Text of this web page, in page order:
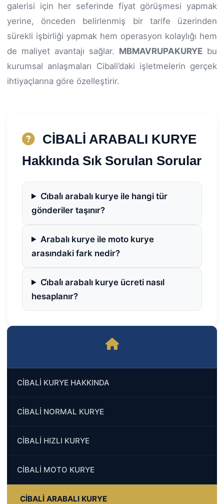
CİBALİ KURYE HAKKINDA
CİBALİ NORMAL KURYE
CİBALİ HIZLI KURYE
CİBALİ MOTO KURYE
CİBALİ ARABALI KURYE
galerisi için her seferinde fiyat görüşmesi yapmak
yerine, önceden belirlenmiş bir tarife üzerinden
sürekli işbirliği yapmak hem operasyon kolaylığı hem
de maliyet avantajı sağlar. MBMAVRUPAKURYE bu
kurumsal anlaşmaları Cibali’daki işletmelerin gerçek
ihtiyaçlarına göre özelleştirir.
CİBALİ ARABALI KURYE
Hakkında Sık Sorulan Sorular
Ci̇bali̇ arabalı kurye ile hangi tür
gönderiler taşınır?
Arabalı kurye ile moto kurye
arasındaki fark nedir?
Ci̇bali̇ arabalı kurye ücreti nasıl
hesaplanır?